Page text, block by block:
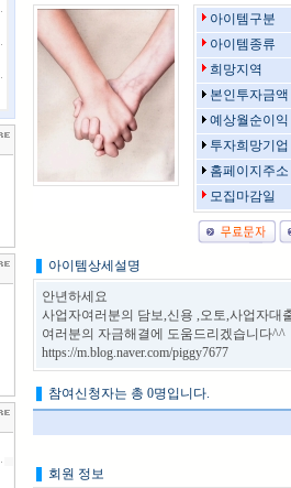
아이템구분
아이템종류
희망지역
본인투자금액
예상월순이익
투자희망기업
홈페이지주소
모집마감일
아이템상세설명
안년하세요
사업자여러분의 담보,신용 ,오토,사업자대
여러분의 자금해결에 도움드리겠습니다^^
https://m.blog.naver.com/piggy7677
참여신청자는 총 0명입니다.
회원 정보